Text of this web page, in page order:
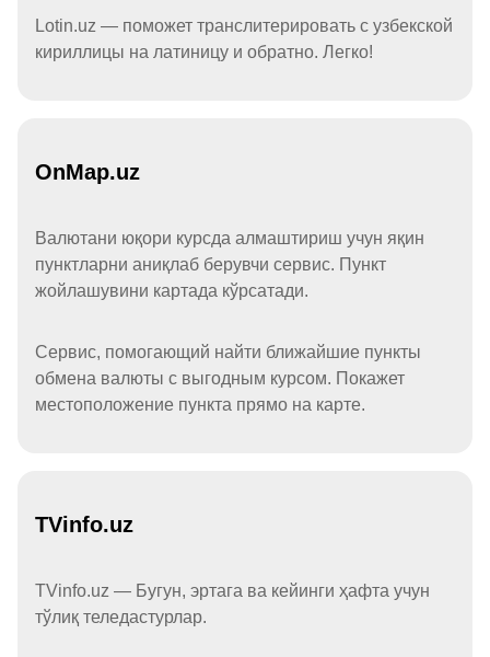
Lotin.uz — поможет транслитерировать с узбекской
кириллицы на латиницу и обратно. Легко!
OnMap.uz
Валютани юқори курсда алмаштириш учун яқин
пунктларни аниқлаб берувчи сервис. Пункт
жойлашувини картада кўрсатади.
Сервис, помогающий найти ближайшие пункты
обмена валюты с выгодным курсом. Покажет
местоположение пункта прямо на карте.
TVinfo.uz
TVinfo.uz — Бугун, эртага ва кейинги ҳафта учун
тўлиқ теледастурлар.